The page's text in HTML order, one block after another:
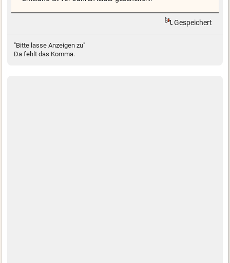
Gespeichert
"Bitte lasse Anzeigen zu"
Da fehlt das Komma.